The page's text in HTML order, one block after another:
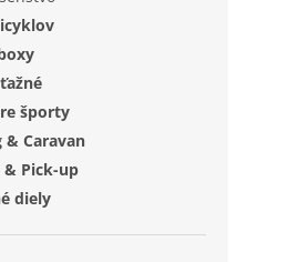
športy
& Caravan
Pick-up
diely